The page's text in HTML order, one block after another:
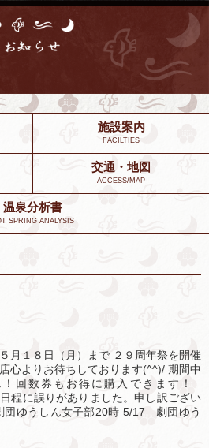
施設案内
FACILTIES
交通・地図
ACCESS/MAP
温泉分析書
SPRING ANALYSIS
月１８日（月）まで ２９周年祭を開催
心よりお待ちしております(^^)/ 期間中
回数券もお得に購入できます！
程に誤りがありました。申し訳ござい
ゆうしん女子部20時 5/17 劇団ゆう